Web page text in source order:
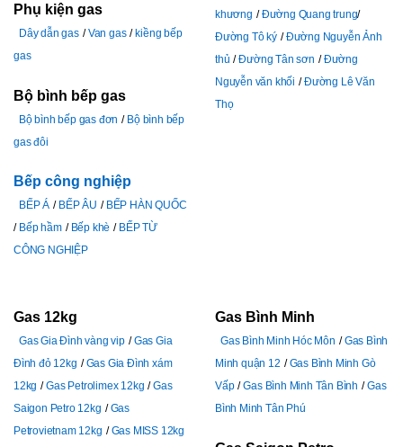
Phụ kiện gas
Dây dẫn gas Van gas
kiềng bếp
gas
Bộ bình bếp gas
Bộ bình bếp gas đơn
Bộ bình bếp
gas đôi
Bếp công nghiệp
BẾP Á BẾP ÂU
BẾP HÀN QUỐC
Bếp hầm
Bếp khè
BẾP TỪ
CÔNG NGHIỆP
khương
Đường Quang trung
Đường Tô ký
Đường Nguyễn Ảnh
thủ
Đường Tân sơn
Đường
Nguyễn văn khối
Đường Lê Văn
Thọ
Gas 12kg
Gas Gia Đình vàng vip
Gas Gia
Đình đỏ 12kg
Gas Gia Đình xám
12kg
Gas Petrolimex 12kg
Gas
Saigon Petro 12kg
Gas
Petrovietnam 12kg
Gas MISS 12kg
Gas Bình Minh
Gas Bình Minh Hóc Môn
Gas Bình
Minh quận 12
Gas Bình Minh Gò
Vấp
Gas Bình Minh Tân Bình
Gas
Bình Minh Tân Phú